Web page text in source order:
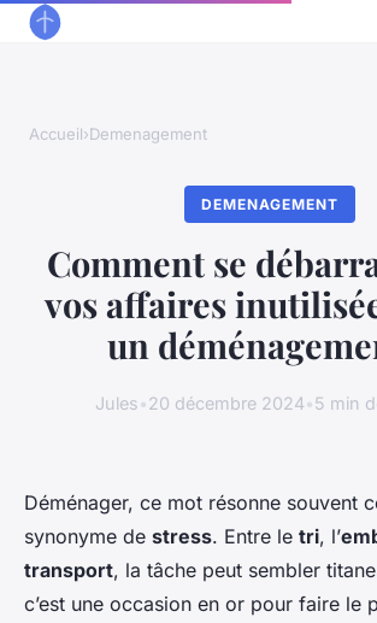
Accueil›Demenagement
DEMENAGEMENT
Comment se
vos affaires
un
Jules•20 décembre 2024•5 min
Déménager, ce mot résonne souvent
synonyme de stress. Entre le tri, l’
transport, la tâche peut sembler
c’est une occasion en or pour faire le